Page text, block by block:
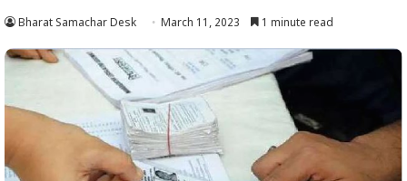
Bharat Samachar Desk March 11, 2023 1 minute read